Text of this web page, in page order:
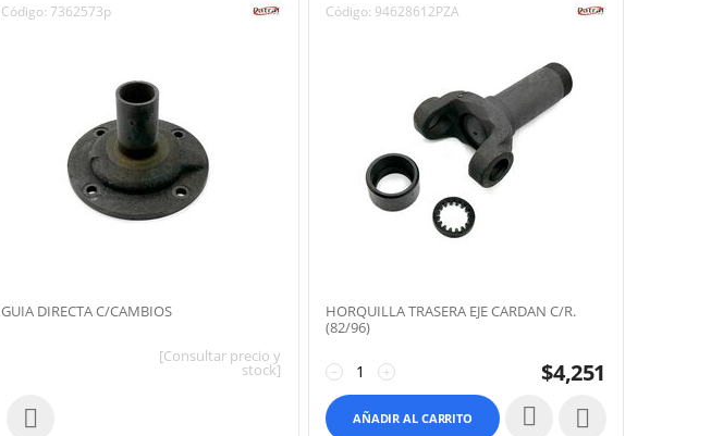
Código: 7362573p
GUIA DIRECTA C/CAMBIOS
[Consultar precio y
stock]

Código: 94628612PZA
HORQUILLA TRASERA EJE CARDAN C/R.
(82/96)
+
− $4,251
AÑADIR AL CARRITO 